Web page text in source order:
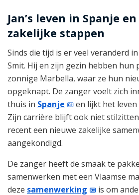
Jan’s leven in Spanje
zakelijke stappen
Sinds die tijd is er veel veranderd
Smit. Hij en zijn gezin hebben hun
zonnige Marbella, waar ze hun
opgeknapt. De zanger voelt zich
thuis in Spanje
en lijkt het
Zijn carrière blijft ook niet
recent een nieuwe zakelijke
aangekondigd.
De zanger heeft de smaak te
samenwerken met een Vlaamse
deze samenwerking is om